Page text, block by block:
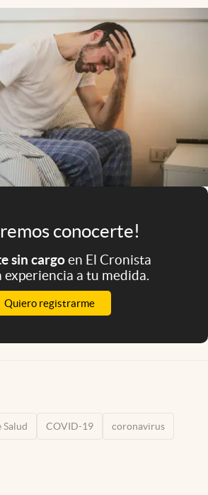
conocerte!
sin cargoen El Cronista
experiencia a tu medida.
Quiero registrarme
COVID-19 coronavirus